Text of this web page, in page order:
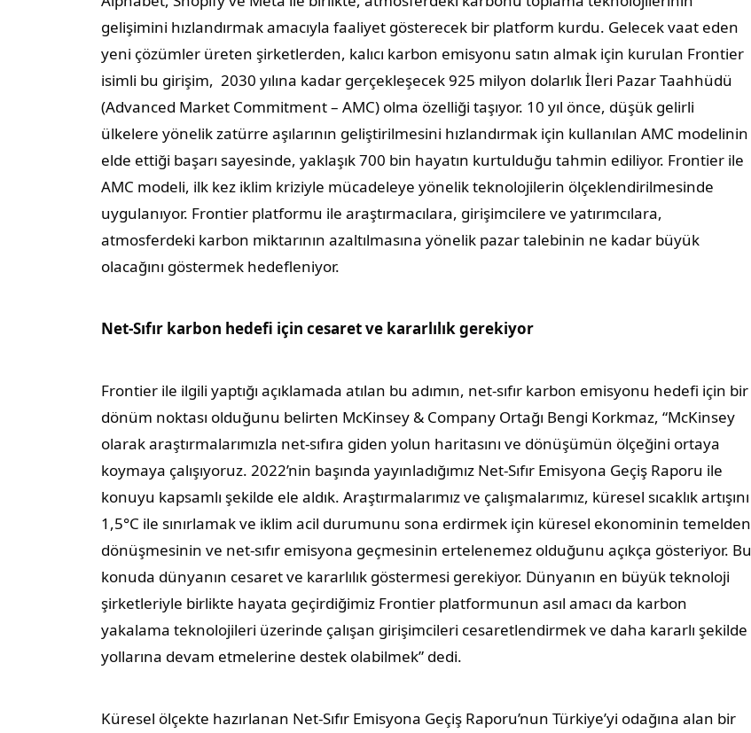
gelişimini hızlandırmak amacıyla faaliyet gösterecek bir platform kurdu. Gelecek vaat eden
yeni çözümler üreten şirketlerden, kalıcı karbon emisyonu satın almak için kurulan Frontier
isimli bu girişim, 2030 yılına kadar gerçekleşecek 925 milyon dolarlık İleri Pazar Taahhüdü
(Advanced Market Commitment – AMC) olma özelliği taşıyor. 10 yıl önce, düşük gelirli
ülkelere yönelik zatürre aşılarının geliştirilmesini hızlandırmak için kullanılan AMC modelinin
elde ettiği başarı sayesinde, yaklaşık 700 bin hayatın kurtulduğu tahmin ediliyor. Frontier ile
AMC modeli, ilk kez iklim kriziyle mücadeleye yönelik teknolojilerin ölçeklendirilmesinde
uygulanıyor. Frontier platformu ile araştırmacılara, girişimcilere ve yatırımcılara,
atmosferdeki karbon miktarının azaltılmasına yönelik pazar talebinin ne kadar büyük
olacağını göstermek hedefleniyor.
Net-Sıfır karbon hedefi için cesaret ve kararlılık gerekiyor
Frontier ile ilgili yaptığı açıklamada atılan bu adımın, net-sıfır karbon emisyonu hedefi için bir
dönüm noktası olduğunu belirten McKinsey & Company Ortağı Bengi Korkmaz, “McKinsey
olarak araştırmalarımızla net-sıfıra giden yolun haritasını ve dönüşümün ölçeğini ortaya
koymaya çalışıyoruz. 2022’nin başında yayınladığımız Net-Sıfır Emisyona Geçiş Raporu ile
konuyu kapsamlı şekilde ele aldık. Araştırmalarımız ve çalışmalarımız, küresel sıcaklık artışını
1,5°C ile sınırlamak ve iklim acil durumunu sona erdirmek için küresel ekonominin temelden
dönüşmesinin ve net-sıfır emisyona geçmesinin ertelenemez olduğunu açıkça gösteriyor. Bu
konuda dünyanın cesaret ve kararlılık göstermesi gerekiyor. Dünyanın en büyük teknoloji
şirketleriyle birlikte hayata geçirdiğimiz Frontier platformunun asıl amacı da karbon
yakalama teknolojileri üzerinde çalışan girişimcileri cesaretlendirmek ve daha kararlı şekilde
yollarına devam etmelerine destek olabilmek” dedi.
Küresel ölçekte hazırlanan Net-Sıfır Emisyona Geçiş Raporu’nun Türkiye’yi odağına alan bir